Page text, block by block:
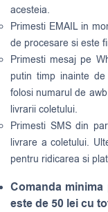
acesteia.
Primesti EMAIL in
de procesare si este
Primesti mesaj pe
putin timp inainte
folosi numarul de
livrarii coletului.
Primesti SMS din
livrare a coletului.
pentru ridicarea si
Comanda
este de 50 lei cu